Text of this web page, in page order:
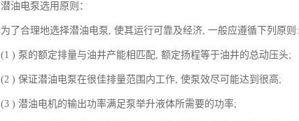
潜油电泵选用原则：
为了合理地选择潜油电泵, 使其运行可靠及经济, 一般应遵循下列原则:
(1 ) 泵的额定排量与油井产能相匹配, 额定扬程等于油井的总动压头;
(2 ) 保证潜油电泵在很佳排量范围内工作, 使泵效尽可能达到很高;
(3 ) 潜油电机的输出功率满足泵举升液体所需要的功率;